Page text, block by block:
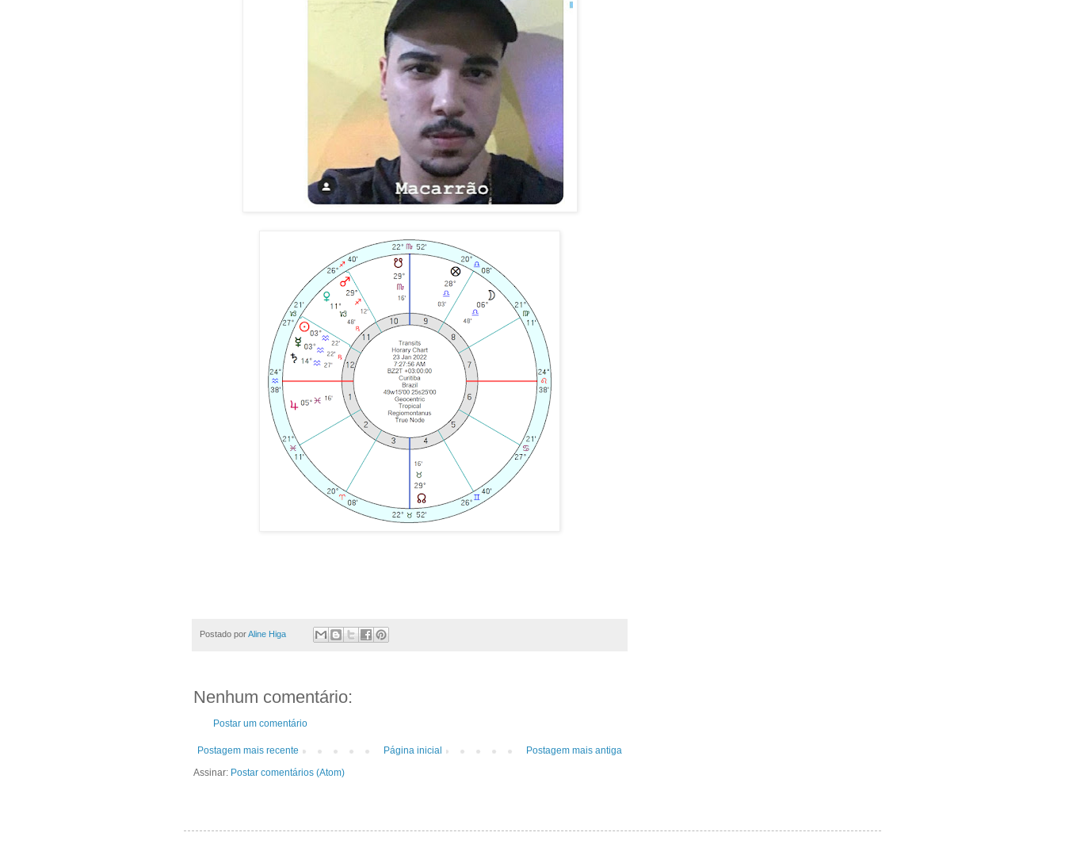
Postado porAline Higa
Nenhum comentário:
Postar um comentário
Postagem mais recente Postagem mais antiga
Página inicial
Assinar: Postar comentários (Atom)